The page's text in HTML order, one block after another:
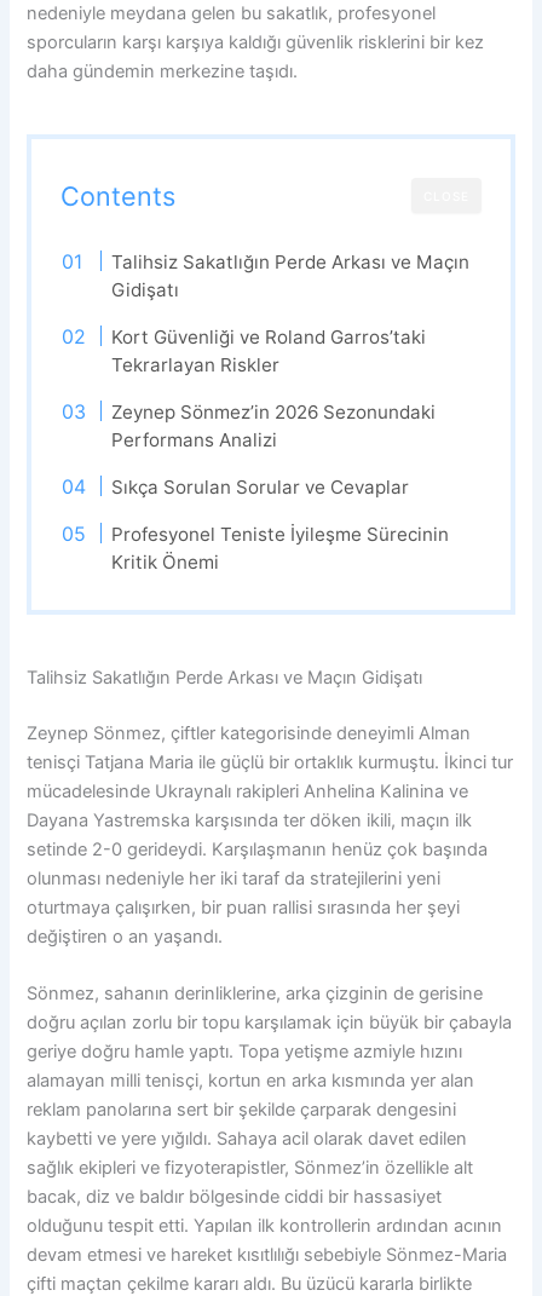
nedeniyle meydana gelen bu sakatlık, profesyonel
sporcuların karşı karşıya kaldığı güvenlik risklerini bir kez
daha gündemin merkezine taşıdı.
Contents
Talihsiz Sakatlığın Perde Arkası ve Maçın
Gidişatı
Kort Güvenliği ve Roland Garros’taki
Tekrarlayan Riskler
Zeynep Sönmez’in 2026 Sezonundaki
Performans Analizi
Sıkça Sorulan Sorular ve Cevaplar
Profesyonel Teniste İyileşme Sürecinin
Kritik Önemi
Talihsiz Sakatlığın Perde Arkası ve Maçın Gidişatı
Zeynep Sönmez, çiftler kategorisinde deneyimli Alman
tenisçi Tatjana Maria ile güçlü bir ortaklık kurmuştu. İkinci tur
mücadelesinde Ukraynalı rakipleri Anhelina Kalinina ve
Dayana Yastremska karşısında ter döken ikili, maçın ilk
setinde 2-0 gerideydi. Karşılaşmanın henüz çok başında
olunması nedeniyle her iki taraf da stratejilerini yeni
oturtmaya çalışırken, bir puan rallisi sırasında her şeyi
değiştiren o an yaşandı.
Sönmez, sahanın derinliklerine, arka çizginin de gerisine
doğru açılan zorlu bir topu karşılamak için büyük bir çabayla
geriye doğru hamle yaptı. Topa yetişme azmiyle hızını
alamayan milli tenisçi, kortun en arka kısmında yer alan
reklam panolarına sert bir şekilde çarparak dengesini
kaybetti ve yere yığıldı. Sahaya acil olarak davet edilen
sağlık ekipleri ve fizyoterapistler, Sönmez’in özellikle alt
bacak, diz ve baldır bölgesinde ciddi bir hassasiyet
olduğunu tespit etti. Yapılan ilk kontrollerin ardından acının
devam etmesi ve hareket kısıtlılığı sebebiyle Sönmez-Maria
çifti maçtan çekilme kararı aldı. Bu üzücü kararla birlikte